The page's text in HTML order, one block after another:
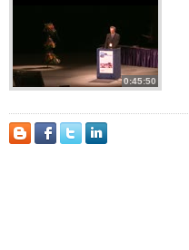
0:45:50